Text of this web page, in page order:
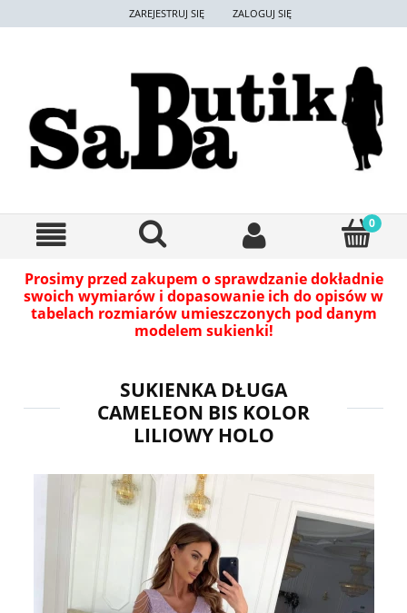
ZAREJESTRUJ SIĘ ZALOGUJ SIĘ
Prosimy przed zakupem o sprawdzanie dokładnie
swoich wymiarów i dopasowanie ich do opisów w
tabelach rozmiarów umieszczonych pod danym
modelem sukienki!
SUKIENKA DŁUGA
CAMELEON BIS KOLOR
LILIOWY HOLO